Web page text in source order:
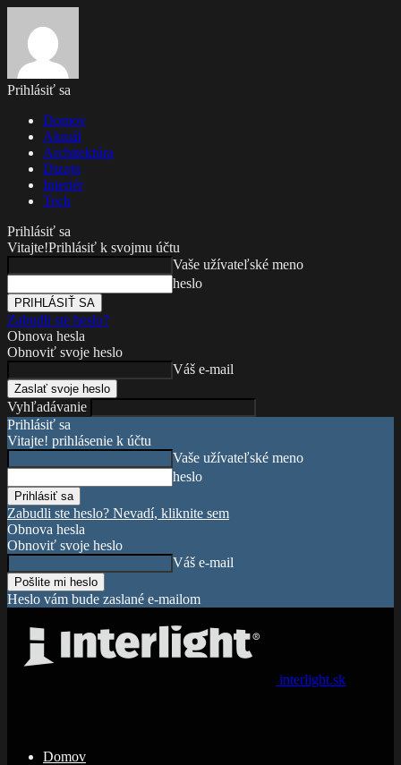
Prihlásiť sa
Domov
Aktuál
Architektúra
Dizajn
Interiér
Tech
Prihlásiť sa
Vitajte!Prihlásiť k svojmu účtu
Vaše užívateľské meno
heslo
Zabudli ste heslo?
Obnova hesla
Obnoviť svoje heslo
Váš e-mail
Vyhľadávanie
Prihlásiť sa
Vitajte! prihlásenie k účtu
Vaše užívateľské meno
heslo
Zabudli ste heslo? Nevadí, kliknite sem
Obnova hesla
Obnoviť svoje heslo
Váš e-mail
Heslo vám bude zaslané e-mailom
interlight.sk
Domov